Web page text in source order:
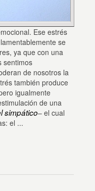
Ese estrés
se
ya que con una
sentimos
de nosotros la
también produce
igualmente
de una
simpático– el cual
el ...